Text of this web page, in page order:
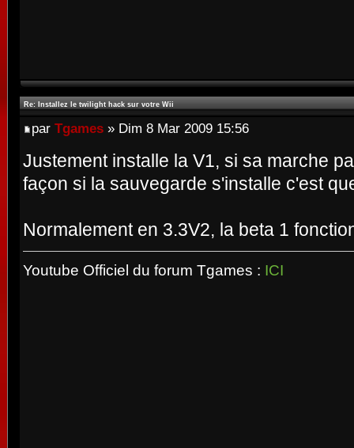
Re: Installez le twilight hack sur votre Wii
par Tgames » Dim 8 Mar 2009 15:56
Justement installe la V1, si sa marche
façon si la sauvegarde s'installe c'est
Normalement en 3.3V2, la beta 1
Youtube Officiel du forum Tgames : ICI